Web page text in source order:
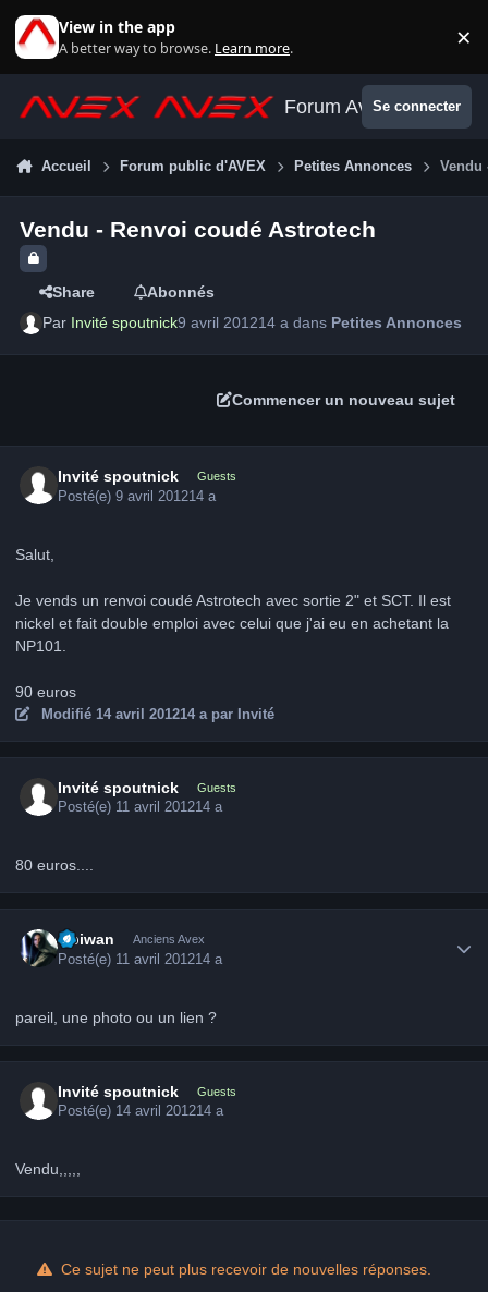
View in the app
A better way to browse. Learn more. ×
Forum AvexSe connecter
Accueil Forum public d'AVEX Petites Annonces Vendu
Vendu - Renvoi coudé Astrotech
Share
Abonnés
Par Invité spoutnick9 avril 201214 a dans Petites Annonces
Commencer un nouveau sujet
Invité spoutnick Guests
Posté(e)9 avril 201214 a
Salut,
Je vends un renvoi coudé Astrotech avec sortie 2" et SCT. Il est
nickel et fait double emploi avec celui que j'ai eu en achetant la
NP101.
90 euros
Modifié 14 avril 201214 apar Invité
Invité spoutnick Guests
Posté(e) 11 avril 201214 a
80 euros....
Obiwan Anciens Avex
Posté(e) 11 avril 201214 a
pareil, une photo ou un lien ?
Invité spoutnick Guests
Posté(e) 14 avril 201214 a
Vendu,,,,,
Ce sujet ne peut plus recevoir de nouvelles réponses.